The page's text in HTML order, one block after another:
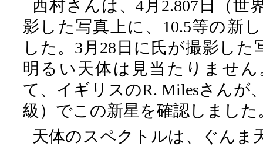
西村さんは、4月2.807日（世
影した写真上に、10.5等の新
した。3月28日に氏が撮影した
明るい天体は見当たりませ
て、イギリスのR. Milesさんが
級）でこの新星を確認しました
天体のスペクトルは、ぐんま